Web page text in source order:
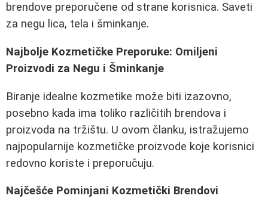
brendove preporučene od strane korisnica. Saveti
za negu lica, tela i šminkanje.
Najbolje Kozmetičke Preporuke: Omiljeni
Proizvodi za Negu i Šminkanje
Biranje idealne kozmetike može biti izazovno,
posebno kada ima toliko različitih brendova i
proizvoda na tržištu. U ovom članku, istražujemo
najpopularnije kozmetičke proizvode koje korisnici
redovno koriste i preporučuju.
Najčešće Pominjani Kozmetički Brendovi